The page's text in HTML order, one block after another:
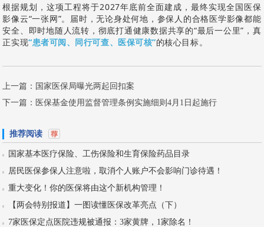
根据规划，这项工程将于2027年底前全面建成，最终实现全国医保
影像云“一张网”。届时，无论身处何地，参保人的合格医学影像都能
安全、即时地随人流转，彻底打通健康数据共享的“最后一公里”，真
正实现“患者可阅、同行可查、医保可核”的核心目标。
上一篇： 国家医保局曝光两起回扣案
下一篇： 医保基金使用监督管理条例实施细则4月1日起施行
推荐阅读
国家基本医疗保险、工伤保险和生育保险药品目录
居民医保参保人注意啦，取消个人账户不会影响门诊待遇！
重大变化！你的医保将由这个新机构管理！
【两会特别报道】一图读懂医保改革亮点（下）
7家医保定点医院违规被通报：3家黄牌，1家除名！